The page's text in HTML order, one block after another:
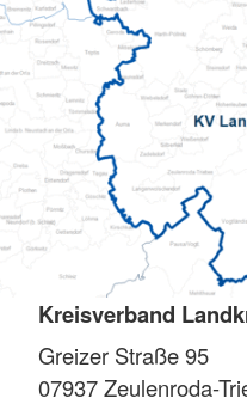
Kreisverband
Greizer Straße 95
07937Zeulenroda-